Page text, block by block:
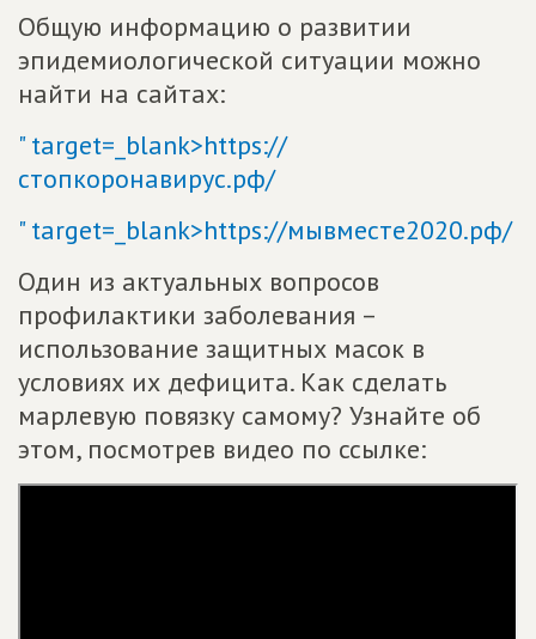
Общую информацию о развитии
эпидемиологической ситуации можно
найти на сайтах:
" target=_blank>https://
стопкоронавирус.рф/
" target=_blank>https://мывместе2020.рф/
Один из актуальных вопросов
профилактики заболевания –
использование защитных масок в
условиях их дефицита. Как сделать
марлевую повязку самому? Узнайте об
этом, посмотрев видео по ссылке: